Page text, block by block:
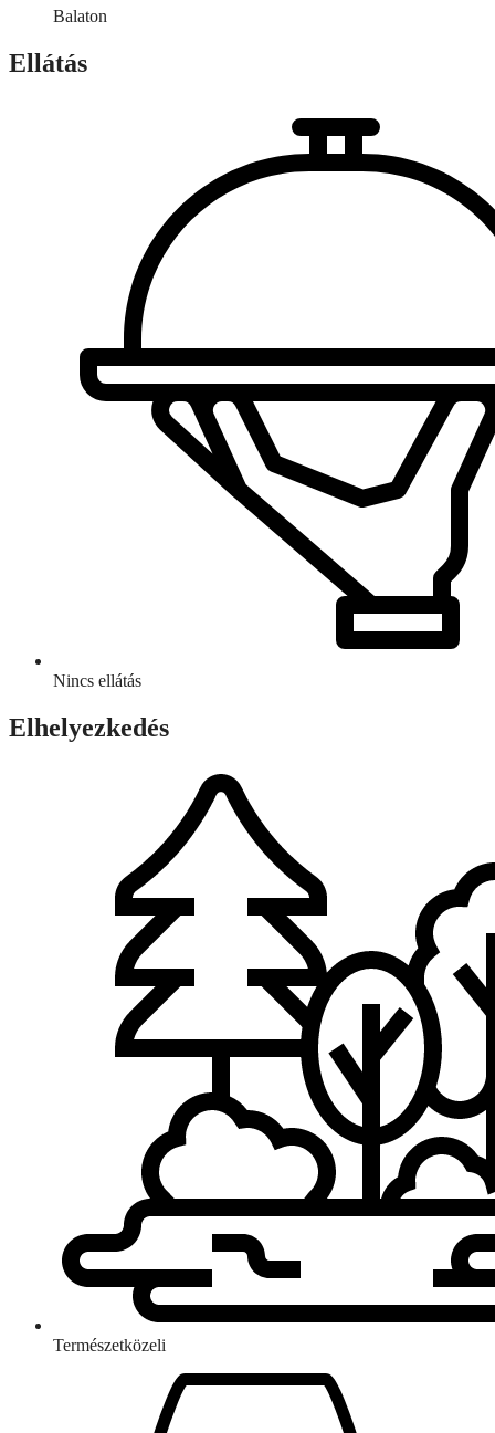
Balaton
Ellátás
Nincs ellátás
Elhelyezkedés
Természetközeli